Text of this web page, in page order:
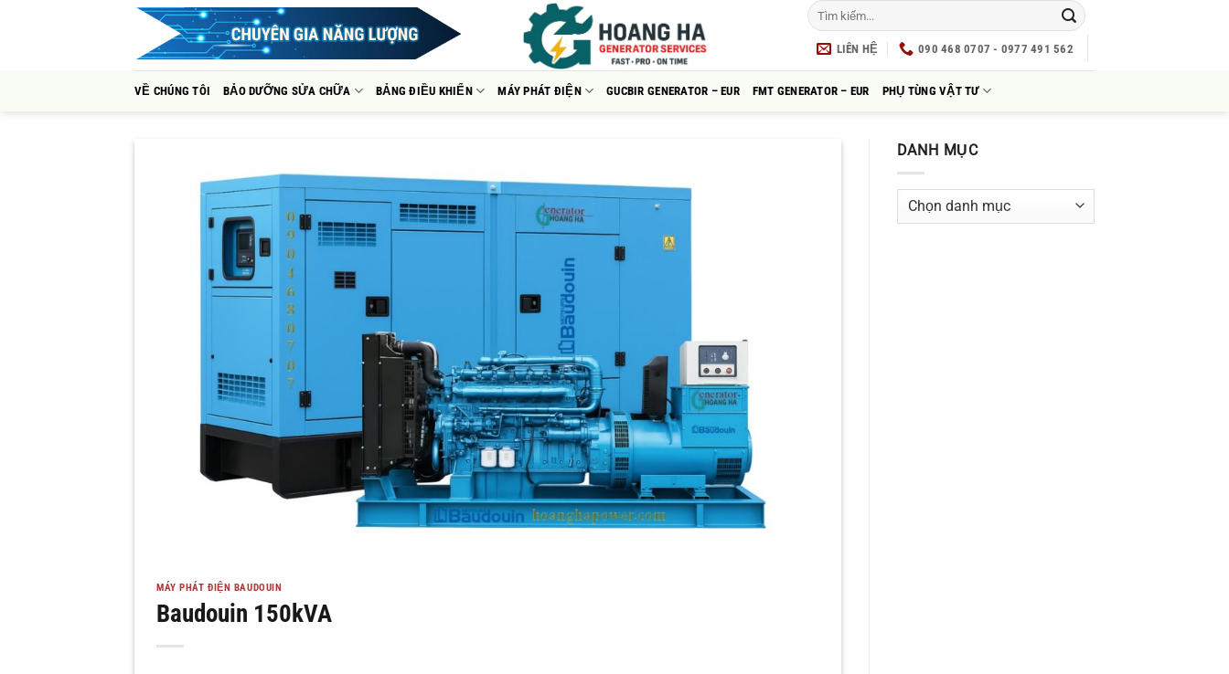
LIÊN HỆ 090 468 0707 - 0977 491 562
VỀ CHÚNG TÔI BẢO DƯỠNG SỬA CHỮA BẢNG ĐIỀU KHIỂN MÁY PHÁT ĐIỆN GUCBIR GENERATOR – EUR FMT GENERATOR – EUR PHỤ TÙNG VẬT TƯ
MÁY PHÁT ĐIỆN BAUDOUIN
Baudouin 150kVA
DANH MỤC
Danh
mục